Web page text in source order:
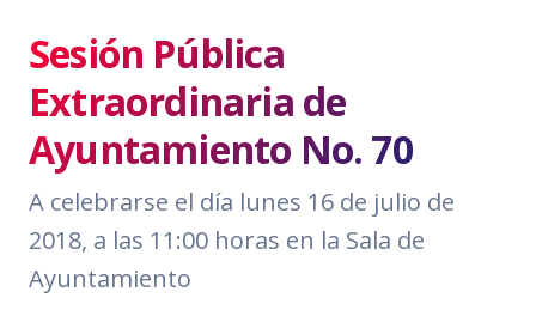
Sesión Pública
Extraordinaria de
Ayuntamiento No. 70
A celebrarse el día lunes 16 de julio de
2018, a las 11:00 horas en la Sala de
Ayuntamiento